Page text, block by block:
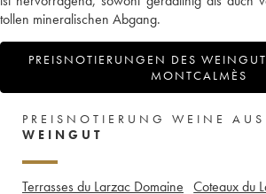
tollen mineralischen Abgang.
PREISNOTIERUNGEN DES
MONTCALMÈS
PREISNOTIERUNG WEINE AUS
WEINGUT
Terrasses du Larzac Domaine Coteaux du